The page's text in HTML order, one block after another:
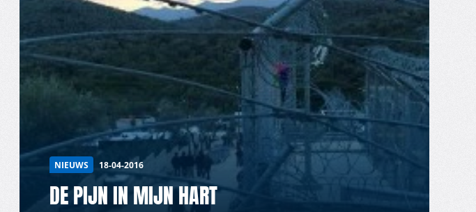
NIEUWS 18-04-2016
DE PIJN IN MIJN HART